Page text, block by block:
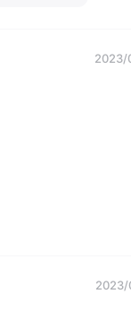
2023/
2023/